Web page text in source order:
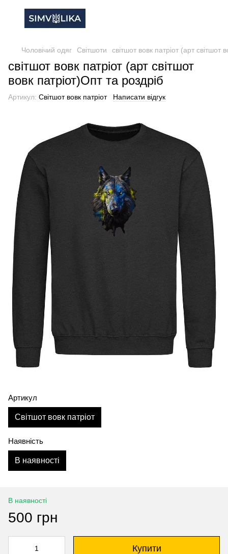
Чоловічий одяг Світшоти світшот вовк патріот (арт світшот
світшот вовк патріот (арт світшот
вовк патріот)Опт та роздріб
Артикул: Світшот вовк патріот Написати відгук
Артикул
Світшот вовк патріот
Наявність
В наявності
В наявності
500 грн
Купити